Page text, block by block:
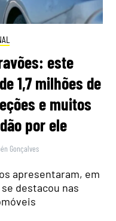
este
1,7 milhões de
e muitos
por ele
Gonçalves
apresentaram, em
destacou nas